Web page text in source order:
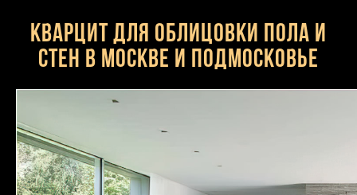
Кварцит для облицовки пола и
стен в Москве и Подмосковье